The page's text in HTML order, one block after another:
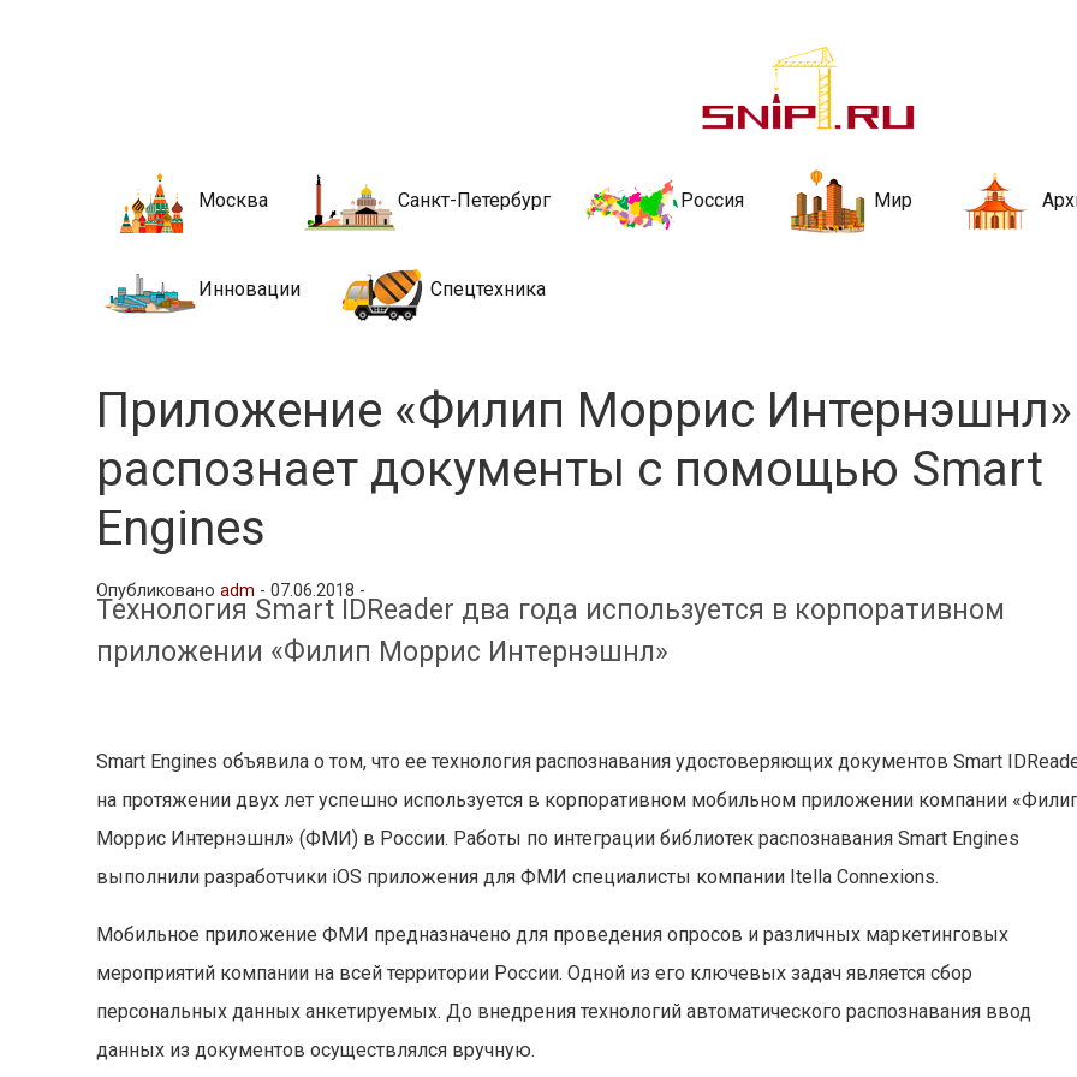
Новости строительства и
стройкой рубрики
Москва Санкт-Петербург Россия Мир
Инновации Спецтехника
Приложение «Филип Моррис Интернэшнл»
распознает документы с помощью Smart
Engines
Опубликованоadm -07.06.2018 -
Технология Smart IDReader два года используется в корпоративном
приложении «Филип Моррис Интернэшнл»
Smart Engines объявила о том, что ее технология распознавания удостоверяющих документов Smart
на протяжении двух лет успешно используется в корпоративном мобильном приложении компании
Моррис Интернэшнл» (ФМИ) в России. Работы по интеграции библиотек распознавания Smart Engines
выполнили разработчики iOS приложения для ФМИ специалисты компании Itella Connexions.
Мобильное приложение ФМИ предназначено для проведения опросов и различных маркетинговых
мероприятий компании на всей территории России. Одной из его ключевых задач является сбор
персональных данных анкетируемых. До внедрения технологий автоматического распознавания ввод
данных из документов осуществлялся вручную.